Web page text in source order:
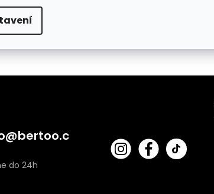
@bertoo.c
bert
oo_
Fac
ebo